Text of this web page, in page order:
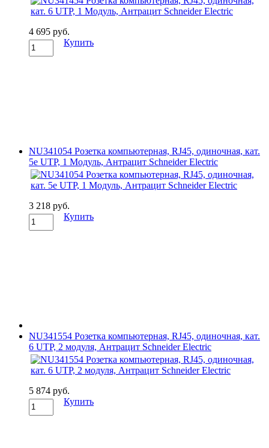
4 695 руб.
Купить
NU341054 Розетка компьютерная, RJ45, одиночная, кат.
5е UTP, 1 Модуль, Антрацит Schneider Electric
3 218 руб.
Купить
NU341554 Розетка компьютерная, RJ45, одиночная, кат.
6 UTP, 2 модуля, Антрацит Schneider Electric
5 874 руб.
Купить